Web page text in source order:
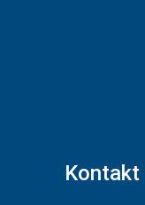
Kontakt